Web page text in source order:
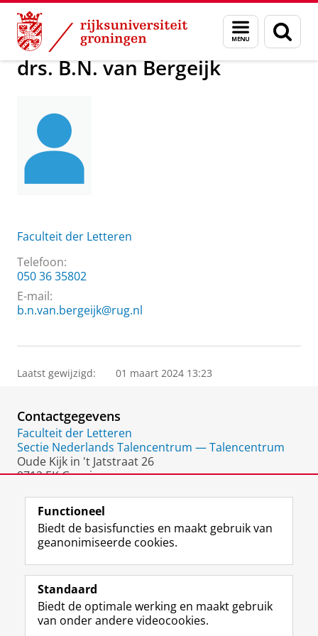
Skip
Content
Skip
Navigation
Menu
en
zoeken
Over ons drs. B.N. van Bergeijk
drs. B.N. van Bergeijk
Faculteit der Letteren
Telefoon:
050 36 35802
E-mail:
b.n.van.bergeijk@rug.nl
Laatst gewijzigd: 01 maart 2024 13:23
Contactgegevens
Faculteit der Letteren
Sectie Nederlands Talencentrum — Talencentrum
Oude Kijk in 't Jatstraat 26
9712 EK Groningen
Volg de RUG
F
a
e
b
L
i
k
e
R
S
-
f
I
n
t
Y
o
T
Studiekiezers
Functioneel
Biedt de basisfuncties en maakt gebruik van
geanonimiseerde cookies.
Standaard
Biedt de optimale werking en maakt gebruik
van onder andere videocookies.